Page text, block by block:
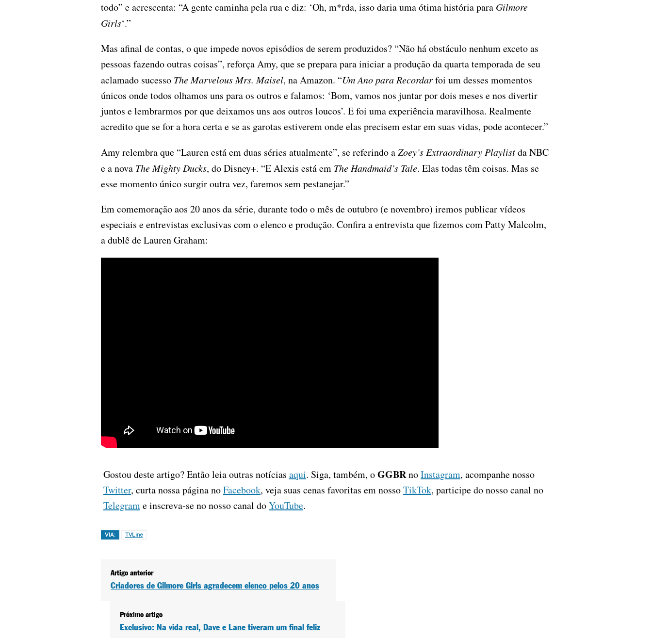
todo” e acrescenta: “A gente caminha pela rua e diz: ‘Oh, m*rda, isso daria uma ótima história para Gilmore
Girls‘.”
Mas afinal de contas, o que impede novos episódios de serem produzidos? “Não há obstáculo nenhum exceto as
pessoas fazendo outras coisas”, reforça Amy, que se prepara para iniciar a produção da quarta temporada de seu
aclamado sucesso The Marvelous Mrs. Maisel, na Amazon. “Um Ano para Recordarfoi um desses momentos
únicos onde todos olhamos uns para os outros e falamos: ‘Bom, vamos nos juntar por dois meses e nos divertir
juntos e lembrarmos por que deixamos uns aos outros loucos’. E foi uma experiência maravilhosa. Realmente
acredito que se for a hora certa e se as garotas estiverem onde elas precisem estar em suas vidas, pode acontecer.”
Amy relembra que “Lauren está em duas séries atualmente”, se referindo aZoey’s Extraordinary Playlistda NBC
e a nova The Mighty Ducks, do Disney+. “E Alexis está em The Handmaid’s Tale. Elas todas têm coisas. Mas se
esse momento único surgir outra vez, faremos sem pestanejar.”
Em comemoração aos 20 anos da série, durante todo o mês de outubro (e novembro) iremos publicar vídeos
especiais e entrevistas exclusivas com o elenco e produção. Confira a entrevista que fizemos com Patty Malcolm,
a dublê de Lauren Graham:
Gostou deste artigo? Então leia outras notícias aqui. Siga, também, oGGBRnoInstagram, acompanhe nosso
Twitter, curta nossa página noFacebook, veja suas cenas favoritas em nossoTikTok, participe do nosso canal no
Telegrame inscreva-se no nosso canal doYouTube.
VIA: TVLine
Artigo anterior
Criadores de Gilmore Girls agradecem elenco pelos 20 anos
Próximo artigo
Exclusivo: Na vida real, Dave e Lane tiveram um final feliz